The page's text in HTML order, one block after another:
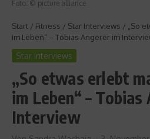
Foto: © picture alliance
Start / Fitness / Star Interviews /
„So
im Leben“ – Tobias Angerer im
Star Interviews
„So etwas erlebt
im Leben“ –
Interview